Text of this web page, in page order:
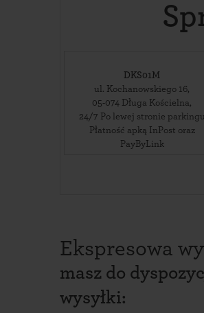
DKS01M
ul. Kochanowskiego 16,
05-074 Długa Kościelna,
24/7 Po lewej stronie parkingu
Płatność apką InPost oraz
PayByLink
Ekspresowa
masz do
wysyłki: